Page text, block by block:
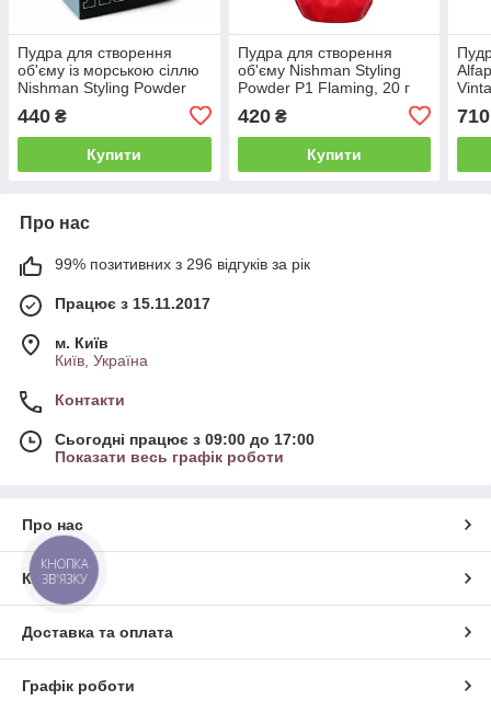
Пудра для створення
об'єму із морською сіллю
Nishman Styling Powder
440 ₴
Купити
Пудра для створення
об'єму Nishman Styling
Powder P1 Flaming, 20 г
420₴
Купити
710
Про нас
99% позитивних з 296 відгуків за рік
Працює з 15.11.2017
м. Київ
Київ, Україна
Контакти
Сьогодні працює з 09:00 до 17:00
Показати весь графік роботи
Про нас
Контакти
Доставка та оплата
Графік роботи
КНОПКА
ЗВ'ЯЗКУ